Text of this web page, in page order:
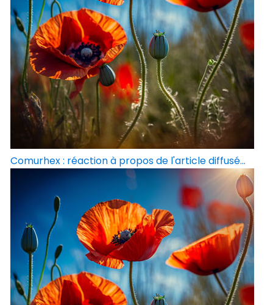
Comurhex : réaction à propos de l'article diffusé...